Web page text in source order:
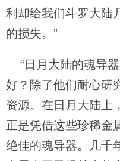
利却给我们斗罗大陆
的损失。”
“日月大陆的魂导
好？除了他们耐心研
资源。在日月大陆上
正是凭借这些珍稀金
绝佳的魂导器。几千